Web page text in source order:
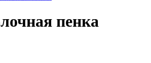
пенка